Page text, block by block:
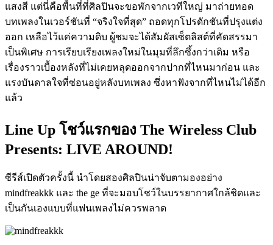
แสงสี แต่นี่คือพื้นที่ที่ศิลปินจะขอพักจากเวทีใหญ่ มาถ่ายทอด
บทเพลงในเวอร์ชันที่ “จริงใจที่สุด” ถอดทุกโปรดักชันที่ปรุงแต่ง
ออก เหลือไว้แค่ความดิบ ผู้ชมจะได้สัมผัสเซ็ตลิสต์ที่คัดสรรมา
เป็นพิเศษ การเรียบเรียงเพลงใหม่ในมุมที่ลึกซึ้งกว่าเดิม หรือ
เรื่องราวเบื้องหลังที่ไม่เคยหลุดออกจากปากที่ไหนมาก่อน และ
แรงบันดาลใจที่ซ่อนอยู่หลังบทเพลง ซึ่งหาฟังจากที่ไหนไม่ได้อีก
แล้ว
Line Up โชว์แรกของ The Wireless Club
Presents: LIVE AROUND!
ซีรีส์เปิดตัวครั้งนี้ นำโดยสองศิลปินน่าจับตามองอย่าง
mindfreakkk และ the ge ที่จะมอบโชว์ในบรรยากาศใกล้ชิดและ
เป็นกันเองแบบที่แฟนเพลงไม่ควรพลาด